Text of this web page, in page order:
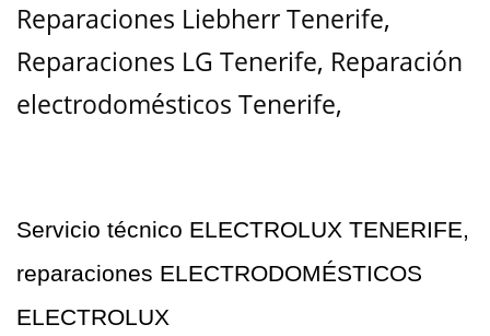
Reparaciones Liebherr Tenerife,
Reparaciones LG Tenerife, Reparación
electrodomésticos Tenerife,
Servicio técnico ELECTROLUX TENERIFE,
reparaciones ELECTRODOMÉSTICOS
ELECTROLUX